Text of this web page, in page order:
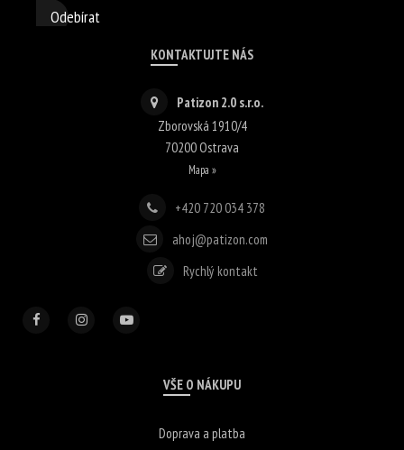
Odebírat
KONTAKTUJTE NÁS
Patizon 2.0 s.r.o.
Zborovská 1910/4
70200Ostrava
Mapa »
+420 720 034 378
ahoj@patizon.com
Rychlý kontakt
VŠE O NÁKUPU
Doprava a platba